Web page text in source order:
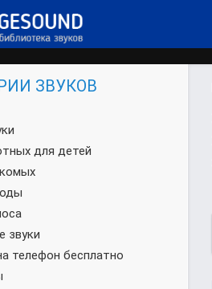
ЗВУКОВ
для детей
звуки
телефон бесплатно